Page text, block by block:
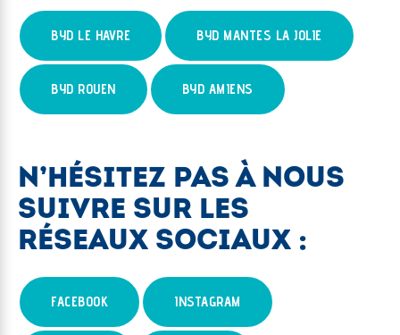
BYD LE HAVRE BYD MANTES LA JOLIE
BYD ROUEN BYD AMIENS
N’HÉSITEZ PAS À NOUS
SUIVRE SUR LES
RÉSEAUX SOCIAUX :
FACEBOOK INSTAGRAM